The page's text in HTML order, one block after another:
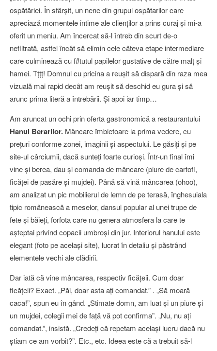
ospătăriei. În sfârşit, un nene din grupul ospătarilor care
apreciază momentele intime ale clienţilor a prins curaj şi mi-a
oferit un meniu. Am încercat să-l întreb din scurt de-o
nefiltrată, astfel încât să elimin cele câteva etape intermediare
care culminează cu f#tutul papilelor gustative de către malţ şi
hamei. Tţţţ! Domnul cu pricina a reuşit să dispară din raza mea
vizuală mai rapid decât am reuşit să deschid eu gura şi să
arunc prima literă a întrebării. Şi apoi iar timp…
Am aruncat un ochi prin oferta gastronomică a restaurantului
Hanul Berarilor. Mâncare îmbietoare la prima vedere, cu
preţuri conforme zonei, imaginii şi aspectului. Le găsiţi şi pe
site-ul cârciumii, dacă sunteţi foarte curioşi. Într-un final îmi
vine şi berea, dau şi comanda de mâncare (piure de cartofi,
ficăţei de pasăre şi mujdei). Până să vină mâncarea (ohoo),
am analizat un pic mobilierul de lemn de pe terasă, înghesuiala
tipic românească a meselor, dansul popular al unei trupe de
fete şi băieţi, forfota care nu genera atmosfera la care te
aşteptai privind copacii umbroşi din jur. Interiorul hanului este
elegant (foto pe acelaşi site), lucrat în detaliu şi păstrând
elementele vechi ale clădirii.
Dar iată că vine mâncarea, respectiv ficăţeii. Cum doar
ficăţeii? Exact. „Păi, doar asta aţi comandat.” . „Să moară
caca!”, spun eu în gând. „Stimate domn, am luat şi un piure şi
un mujdei, colegii mei de faţă vă pot confirma”. „Nu, nu aţi
comandat.”, insistă. „Credeţi că repetam acelaşi lucru dacă nu
ştiam ce am vorbit?”. Etc., etc. Ideea este că a trebuit să-l